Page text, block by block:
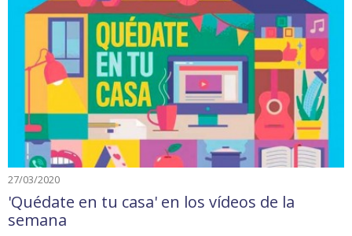
27/03/2020
'Quédate en tu casa' en los vídeos de la
semana